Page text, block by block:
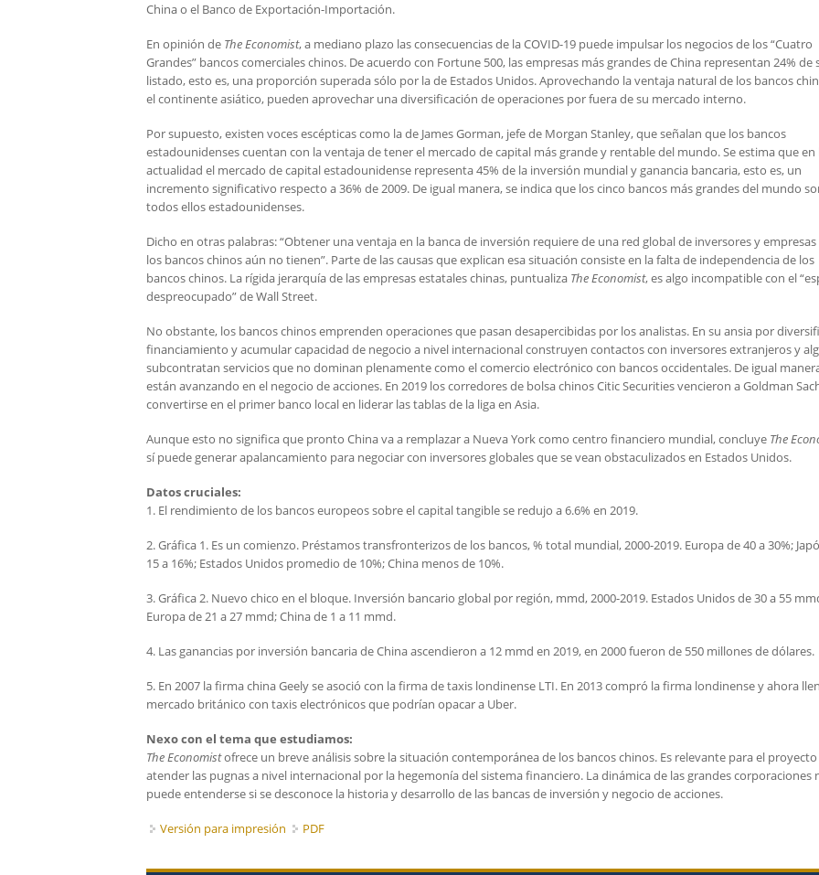
China o el Banco de Exportación-Importación.
En opinión de The Economist, a mediano plazo las consecuencias de la COVID-19 puede impulsar los negocios de los “Cuatro
Grandes” bancos comerciales chinos. De acuerdo con Fortune 500, las empresas más grandes de China representan 24% de
listado, esto es, una proporción superada sólo por la de Estados Unidos. Aprovechando la ventaja natural de los bancos
el continente asiático, pueden aprovechar una diversificación de operaciones por fuera de su mercado interno.
Por supuesto, existen voces escépticas como la de James Gorman, jefe de Morgan Stanley, que señalan que los bancos
estadounidenses cuentan con la ventaja de tener el mercado de capital más grande y rentable del mundo. Se estima que en
actualidad el mercado de capital estadounidense representa 45% de la inversión mundial y ganancia bancaria, esto es, un
incremento significativo respecto a 36% de 2009. De igual manera, se indica que los cinco bancos más grandes del mundo
todos ellos estadounidenses.
Dicho en otras palabras: “Obtener una ventaja en la banca de inversión requiere de una red global de inversores y
los bancos chinos aún no tienen”. Parte de las causas que explican esa situación consiste en la falta de independencia de los
bancos chinos. La rígida jerarquía de las empresas estatales chinas, puntualiza The Economist, es algo incompatible con el
despreocupado” de Wall Street.
No obstante, los bancos chinos emprenden operaciones que pasan desapercibidas por los analistas. En su ansia por
financiamiento y acumular capacidad de negocio a nivel internacional construyen contactos con inversores extranjeros y
subcontratan servicios que no dominan plenamente como el comercio electrónico con bancos occidentales. De igual
están avanzando en el negocio de acciones. En 2019 los corredores de bolsa chinos Citic Securities vencieron a Goldman
convertirse en el primer banco local en liderar las tablas de la liga en Asia.
Aunque esto no significa que pronto China va a remplazar a Nueva York como centro financiero mundial, concluye The
sí puede generar apalancamiento para negociar con inversores globales que se vean obstaculizados en Estados Unidos.
Datos cruciales:
1. El rendimiento de los bancos europeos sobre el capital tangible se redujo a 6.6% en 2019.
2. Gráfica 1. Es un comienzo. Préstamos transfronterizos de los bancos, % total mundial, 2000-2019. Europa de 40 a 30%;
15 a 16%; Estados Unidos promedio de 10%; China menos de 10%.
3. Gráfica 2. Nuevo chico en el bloque. Inversión bancario global por región, mmd, 2000-2019. Estados Unidos de 30 a 55
Europa de 21 a 27 mmd; China de 1 a 11 mmd.
4. Las ganancias por inversión bancaria de China ascendieron a 12 mmd en 2019, en 2000 fueron de 550 millones de dólares.
5. En 2007 la firma china Geely se asoció con la firma de taxis londinense LTI. En 2013 compró la firma londinense y ahora
mercado británico con taxis electrónicos que podrían opacar a Uber.
Nexo con el tema que estudiamos:
The Economistofrece un breve análisis sobre la situación contemporánea de los bancos chinos. Es relevante para el proyecto
atender las pugnas a nivel internacional por la hegemonía del sistema financiero. La dinámica de las grandes corporaciones
puede entenderse si se desconoce la historia y desarrollo de las bancas de inversión y negocio de acciones.
Versión para impresión PDF